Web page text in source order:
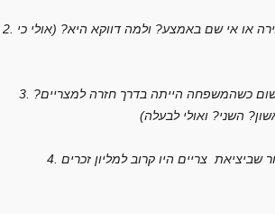
2. האם צפורה הייתה הבכירה בבנות יתרו, צעירה או אי שם באמצע? ולמה דווקא היא? (אולי כי
3. באיזה גיל התחתן משה, ובאיזה גיל היה גרשום כשהמשפחה הייתה בדרך חזרה למצריים?
שביציאת צריים היו קרוב למליון זכרים